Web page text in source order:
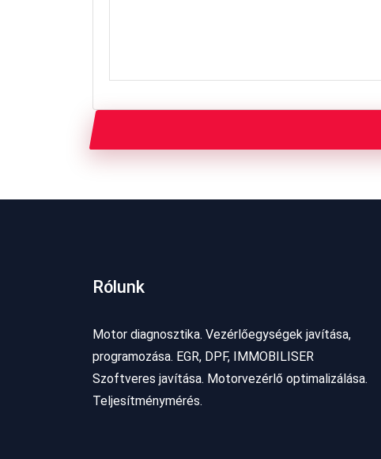
Rólunk
Motor diagnosztika. Vezérlőegységek javítása,
programozása. EGR, DPF, IMMOBILISER
Szoftveres javítása. Motorvezérlő optimalizálása.
Teljesítménymérés.